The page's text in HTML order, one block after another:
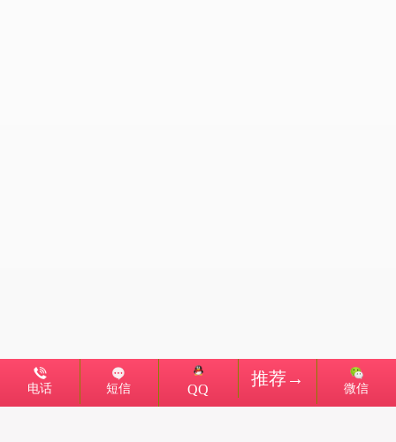
电话 短信 QQ
推荐→
微信